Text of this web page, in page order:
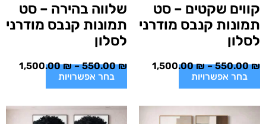
קווים שקטים – סט
תמונות קנבס מודרני
לסלון
550.00₪
–
1,500.00₪
בחר אפשרויות
שלווה בהירה – סט
תמונות קנבס מודרני
לסלון
550.00₪
–
1,500.00₪
בחר אפשרויות